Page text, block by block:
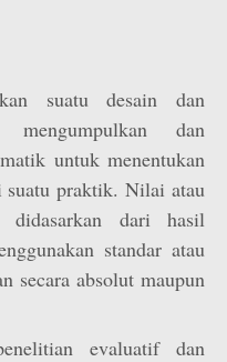
suatu desain dan
dan
untuk menentukan
suatu praktik. Nilai atau
dari hasil
standar atau
secara absolut maupun
evaluatif dan